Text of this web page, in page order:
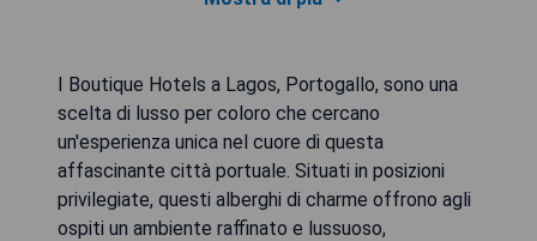
I Boutique Hotels a Lagos, Portogallo, sono una
scelta di lusso per coloro che cercano
un'esperienza unica nel cuore di questa
affascinante città portuale. Situati in posizioni
privilegiate, questi alberghi di charme offrono agli
ospiti un ambiente raffinato e lussuoso,